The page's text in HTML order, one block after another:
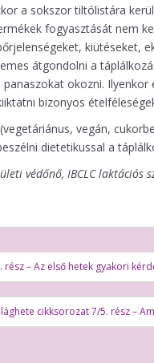
a sokszor tiltólistára
fogyasztását nem
kiütéseket,
átgondolni a
okozni.
bizonyos
vegán,
dietetikussal a
védőnő, IBCLC laktációs
– Az első hetek gyakori
cikksorozat 7/5. rész –